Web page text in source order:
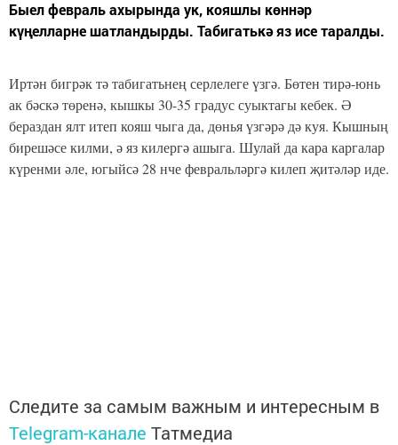
Быел февраль ахырында ук, кояшлы көннәр
күңелларне шатландырды. Табигатькә яз исе таралды.
Иртән бигрәк тә табигатьнең серлелеге үзгә. Бөтен тирә-юнь
ак бәскә төренә, кышкы 30-35 градус суыктагы кебек. Ә
бераздан ялт итеп кояш чыга да, дөнья үзгәрә дә куя. Кышның
бирешәсе килми, ә яз килергә ашыга. Шулай да кара каргалар
күренми әле, югыйсә 28 нче февральләргә килеп җитәләр иде.
Следите за самым важным и интересным в
Telegram-канале Татмедиа